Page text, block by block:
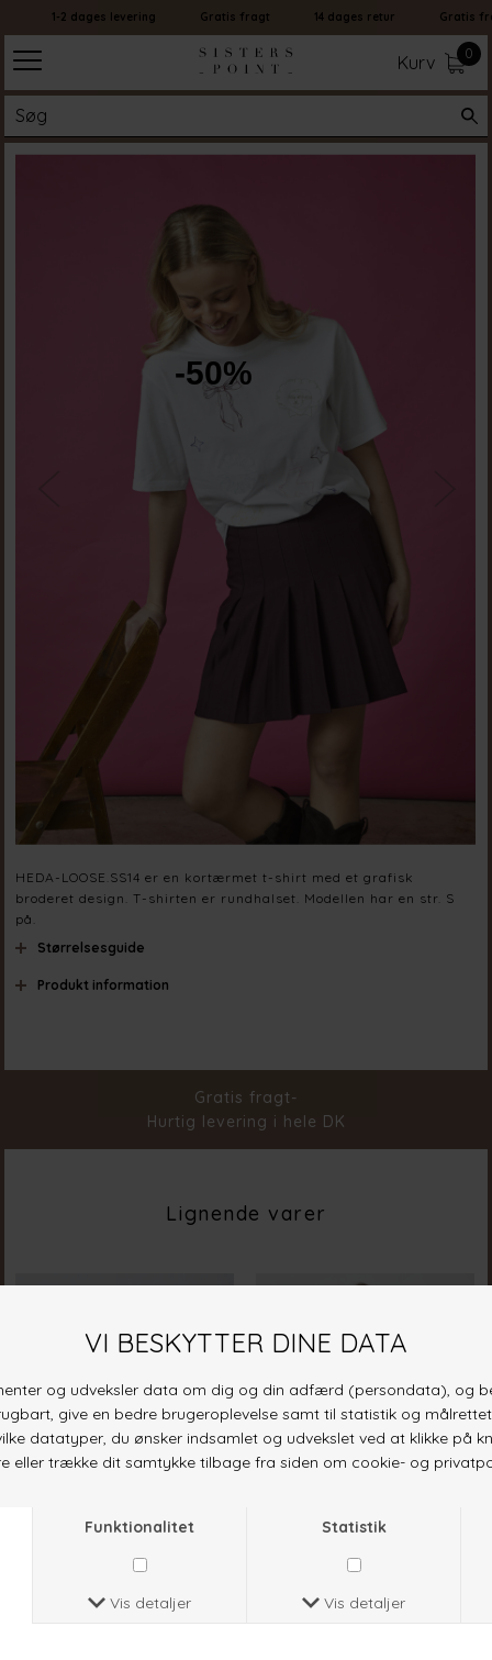
1-2 dages levering Gratis fragt 14 dages retur Gratis
Kurv 0
-50%
HEDA-LOOSE.SS14 er en kortærmet t-shirt med et grafisk
broderet design. T-shirten er rundhalset. Modellen har en str. S
på.
Størrelsesguide
Produkt information
Gratis fragt-
Hurtig levering i hele DK
Lignende varer
EIKE-NEW.SS
BUTTER
EIKE-NEW.SS
BLUE DREAM